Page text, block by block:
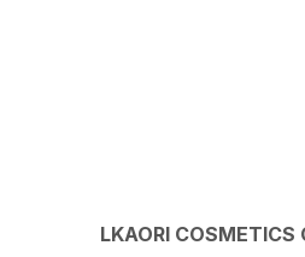
LKAORI COSMETICS